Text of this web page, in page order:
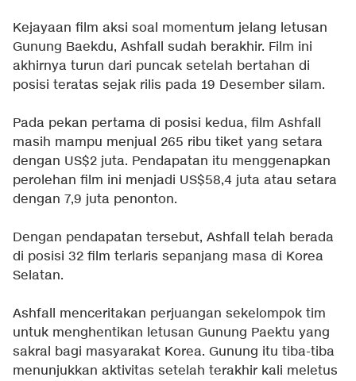
Kejayaan film aksi soal momentum jelang letusan
Gunung Baekdu, Ashfall sudah berakhir. Film ini
akhirnya turun dari puncak setelah bertahan di
posisi teratas sejak rilis pada 19 Desember silam.
Pada pekan pertama di posisi kedua, film Ashfall
masih mampu menjual 265 ribu tiket yang setara
dengan US$2 juta. Pendapatan itu menggenapkan
perolehan film ini menjadi US$58,4 juta atau setara
dengan 7,9 juta penonton.
Dengan pendapatan tersebut, Ashfall telah berada
di posisi 32 film terlaris sepanjang masa di Korea
Selatan.
Ashfall menceritakan perjuangan sekelompok tim
untuk menghentikan letusan Gunung Paektu yang
sakral bagi masyarakat Korea. Gunung itu tiba-tiba
menunjukkan aktivitas setelah terakhir kali meletus